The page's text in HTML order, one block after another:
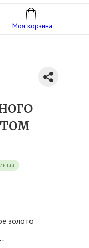
Моя корзина
золото